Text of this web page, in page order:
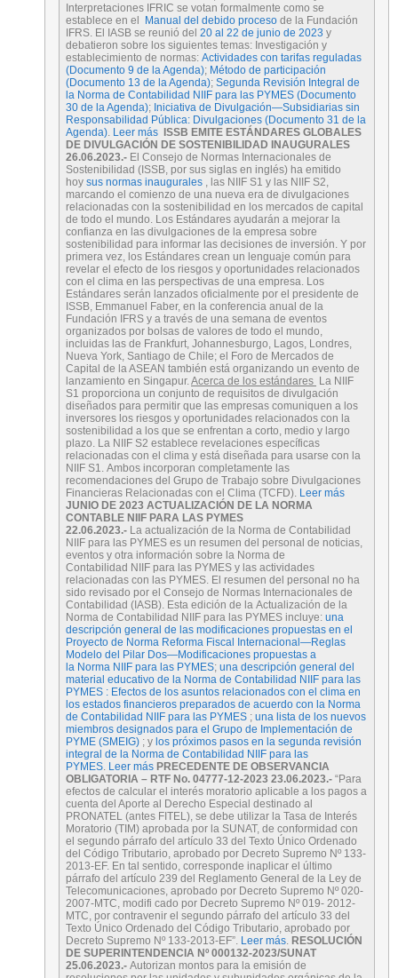
Interpretaciones IFRIC se votan formalmente como se
establece en el
Manual del debido proceso de la Fundación
IFRS. El IASB se reunió del 20 al 22 de junio de 2023 y
debatieron sobre los siguientes temas: Investigación y
establecimiento de normas: Actividades con tarifas reguladas
(Documento 9 de la Agenda); Método de participación
(Documento 13 de la Agenda); Segunda Revisión Integral de
la Norma de Contabilidad NIIF para las PYMES (Documento
30 de la Agenda); Iniciativa de Divulgación—Subsidiarias sin
Responsabilidad Pública: Divulgaciones (Documento 31 de la
Agenda)
Leer más
ISSB EMITE ESTÁNDARES GLOBALES
DE DIVULGACIÓN DE SOSTENIBILIDAD INAUGURALES
26.06.2023.- El Consejo de Normas Internacionales de
Sostenibilidad (ISSB, por sus siglas en inglés) ha emitido
hoy sus normas inaugurales , las NIIF S1 y las NIIF S2,
marcando el comienzo de una nueva era de divulgaciones
relacionadas con la sostenibilidad en los mercados de capital
de todo el mundo. Los Estándares ayudarán a mejorar la
confianza en las divulgaciones de la empresa sobre
sostenibilidad para informar las decisiones de inversión. Y por
primera vez, los Estándares crean un lenguaje común para
revelar el efecto de los riesgos y oportunidades relacionados
con el clima en las perspectivas de una empresa. Los
Estándares serán lanzados oficialmente por el presidente de
ISSB, Emmanuel Faber, en la conferencia anual de la
Fundación IFRS y a través de una semana de eventos
organizados por bolsas de valores de todo el mundo,
incluidas las de Frankfurt, Johannesburgo, Lagos, Londres,
Nueva York, Santiago de Chile; el Foro de Mercados de
Capital de la ASEAN también está organizando un evento de
lanzamiento en Singapur. Acerca de los estándares
La NIIF
S1 proporciona un conjunto de requisitos de divulgación
diseñados para permitir que las empresas comuniquen a los
inversores los riesgos y oportunidades relacionados con la
sostenibilidad a los que se enfrentan a corto, medio y largo
plazo. La NIIF S2 establece revelaciones específicas
relacionadas con el clima y está diseñada para usarse con la
NIIF S1. Ambos incorporan completamente las
recomendaciones del Grupo de Trabajo sobre Divulgaciones
Financieras Relacionadas con el Clima (TCFD).
Leer más
JUNIO ​​DE 2023 ACTUALIZACIÓN DE LA NORMA
CONTABLE NIIF PARA LAS PYMES
22.06.2023.-
La actualización de la Norma de Contabilidad
NIIF para las PYMES es un resumen del personal de noticias,
eventos y otra información sobre la Norma de
Contabilidad NIIF para las PYMES y las actividades
relacionadas con las PYMES. El resumen del personal no ha
sido revisado por el Consejo de Normas Internacionales de
Contabilidad (IASB). Esta edición de la Actualización de la
Norma de Contabilidad NIIF para las PYMES incluye: una
descripción general de las modificaciones propuestas en el
Proyecto de Norma Reforma Fiscal Internacional—Reglas
Modelo del Pilar Dos—Modificaciones propuestas a
la Norma NIIF para las PYMES; una descripción general del
material educativo de la Norma de Contabilidad NIIF para las
PYMES : Efectos de los asuntos relacionados con el clima en
los estados financieros preparados de acuerdo con la Norma
de Contabilidad NIIF para las PYMES ; una lista de los nuevos
miembros designados para el Grupo de Implementación de
PYME (SMEIG) ; y los próximos pasos en la segunda revisión
integral de la Norma de Contabilidad NIIF para las
PYMES
Leer más PRECEDENTE DE OBSERVANCIA
OBLIGATORIA – RTF No. 04777-12-2023 23.06.2023.- “Para
efectos de calcular el interés moratorio aplicable a los pagos a
cuenta del Aporte al Derecho Especial destinado al
PRONATEL (antes FITEL), se debe utilizar la Tasa de Interés
Moratorio (TIM) aprobada por la SUNAT, de conformidad con
el segundo párrafo del artículo 33 del Texto Único Ordenado
del Código Tributario, aprobado por Decreto Supremo Nº 133-
2013-EF. En tal sentido, corresponde inaplicar el último
párrafo del artículo 239 del Reglamento General de la Ley de
Telecomunicaciones, aprobado por Decreto Supremo Nº 020-
2007-MTC, modifi cado por Decreto Supremo Nº 019- 2012-
MTC, por contravenir el segundo párrafo del artículo 33 del
Texto Único Ordenado del Código Tributario, aprobado por
Decreto Supremo Nº 133-2013-EF”.
Leer más
RESOLUCIÓN
DE SUPERINTENDENCIA Nº 000132-2023/SUNAT
25.06.2023.- Autorizan montos para la emisión de